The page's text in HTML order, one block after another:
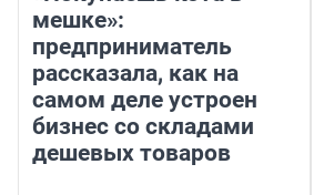
мешке»:
предприниматель
рассказала, как на
самом деле устроен
бизнес со складами
дешевых товаров